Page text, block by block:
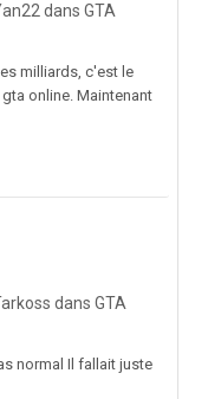
dans GTA
milliards, c'est le
online. Maintenant
dans GTA
normal Il fallait juste